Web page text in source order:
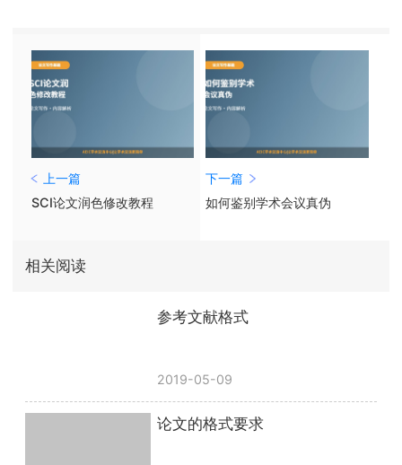
上一篇
SCI论文润色修改教程
下一篇
如何鉴别学术会议真伪
相关阅读
参考文献格式
2019-05-09
论文的格式要求